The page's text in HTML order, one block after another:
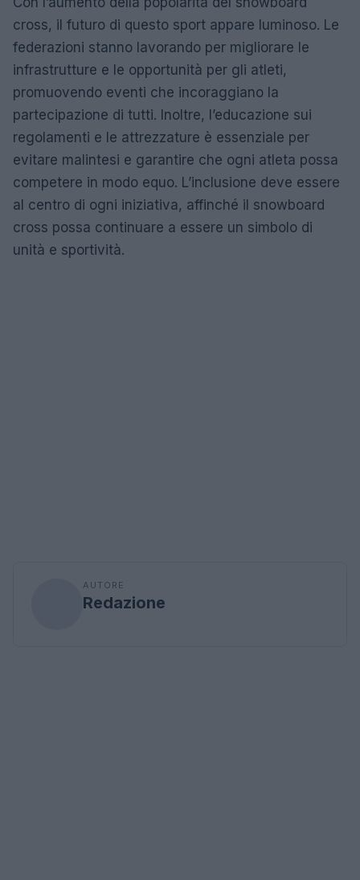
cross, il futuro di questo sport appare luminoso. Le
federazioni stanno lavorando per migliorare le
infrastrutture e le opportunità per gli atleti,
promuovendo eventi che incoraggiano la
partecipazione di tutti. Inoltre, l’educazione sui
regolamenti e le attrezzature è essenziale per
evitare malintesi e garantire che ogni atleta possa
competere in modo equo. L’inclusione deve essere
al centro di ogni iniziativa, affinché il snowboard
cross possa continuare a essere un simbolo di
unità e sportività.
AUTORE
Redazione